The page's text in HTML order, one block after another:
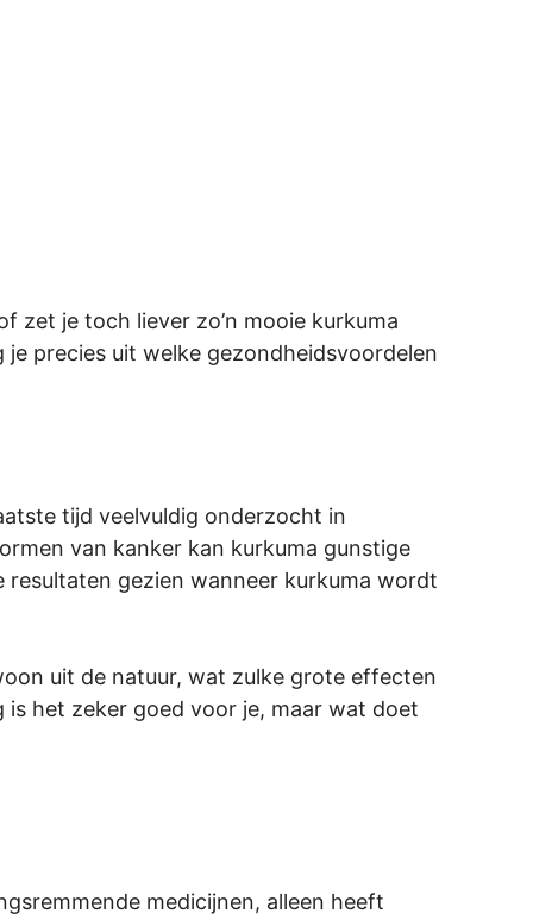
zet je toch liever zo’n mooie kurkuma
precies uit welke gezondheidsvoordelen
tijd veelvuldig onderzocht in
van kanker kan kurkuma gunstige
gezien wanneer kurkuma wordt
uit de natuur, wat zulke grote effecten
is het zeker goed voor je, maar wat doet
medicijnen, alleen heeft